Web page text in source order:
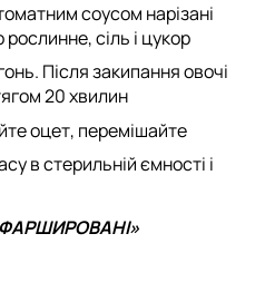
соусом нарізані
сіль і цукор
Після закипання овочі
20 хвилин
оцет, перемішайте
в стерильній ємності і